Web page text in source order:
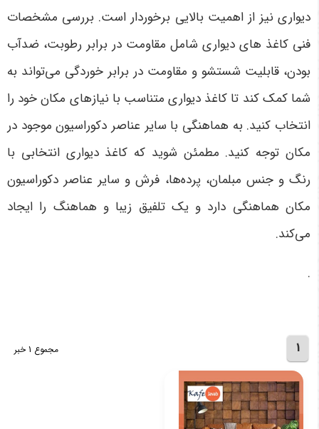
دیواری نیز از اهمیت بالایی برخوردار است. بررسی مشخصات
فنی کاغذ های دیواری شامل مقاومت در برابر رطوبت، ضدآب
بودن، قابلیت شستشو و مقاومت در برابر خوردگی می‌تواند به
شما کمک کند تا کاغذ دیواری متناسب با نیازهای مکان خود را
انتخاب کنید. به هماهنگی با سایر عناصر دکوراسیون موجود در
مکان توجه کنید. مطمئن شوید که کاغذ دیواری انتخابی با
رنگ و جنس مبلمان، پرده‌ها، فرش و سایر عناصر دکوراسیون
مکان هماهنگی دارد و یک تلفیق زیبا و هماهنگ را ایجاد
می‌کند.
.
1 مجموع 1 خبر